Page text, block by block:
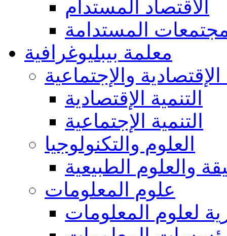
الاقتصاد المستدام
المستدامة
معلمة بيبليوغرافية
الإقتصادية والإجتماعية
التنمية الإقتصادية
التنمية الإجتماعية
العلوم والتكنولوجيا
والعلوم الطبيعية
علوم المعلومات
لعلوم المعلومات